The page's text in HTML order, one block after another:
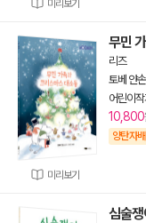
미리보기
미리보기
무민
리즈
토베 얀손
어린이
10,800
양탄자
심술